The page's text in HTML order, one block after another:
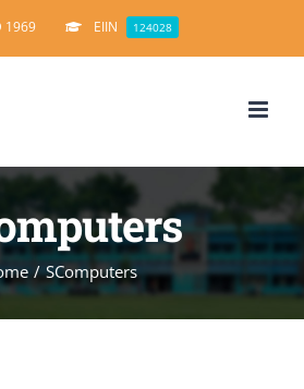
1969 EIIN 124028
/ SComputers